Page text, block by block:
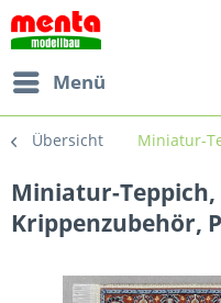
Menü
Übersicht Miniatur-
Miniatur-Teppich,
Krippenzubehör,